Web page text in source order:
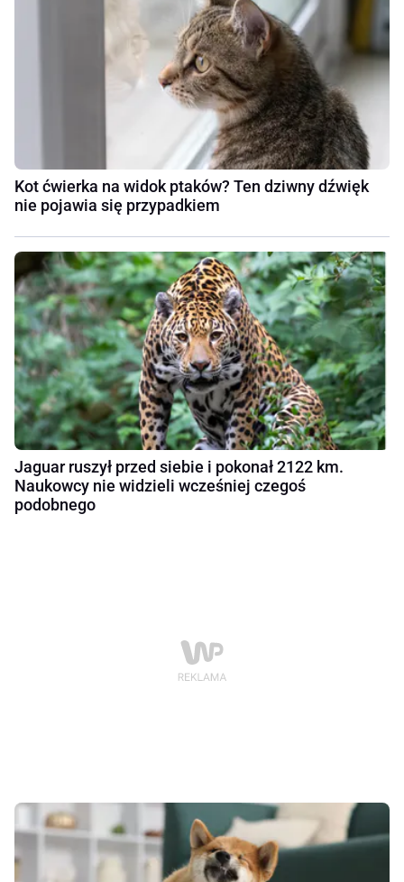
Kot ćwierka na widok ptaków? Ten dziwny dźwięk
nie pojawia się przypadkiem
Jaguar ruszył przed siebie i pokonał 2122 km.
Naukowcy nie widzieli wcześniej czegoś
podobnego